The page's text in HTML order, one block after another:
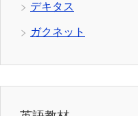
デキタス
ガクネット